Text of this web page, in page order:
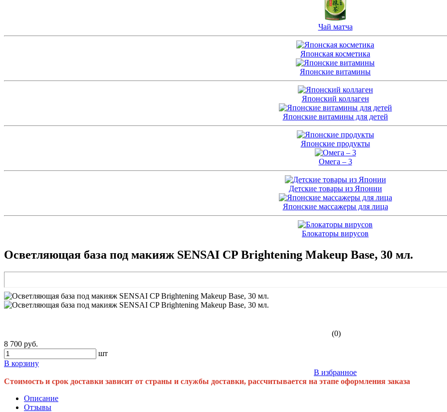
Чай матча
Японская косметика
Японские витамины
Японский коллаген
Японские витамины для детей
Японские продукты
Омега – 3
Детские товары из Японии
Японские массажеры для лица
Блокаторы вирусов
Осветляющая база под макияж SENSAI CP Brightening Makeup Base, 30 мл.
(0)
8 700 руб.
шт
В корзину
В избранное
Стоимость и срок доставки зависит от страны и службы доставки, рассчитывается на этапе оформления заказа
Описание
Отзывы